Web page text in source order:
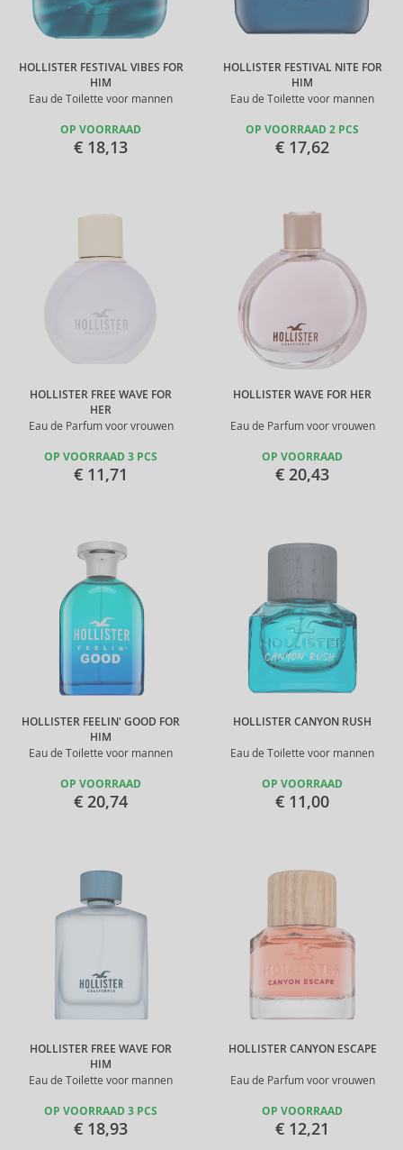
HOLLISTER FESTIVAL VIBES FOR
HIM
Eau de Toilette voor mannen
OP VOORRAAD
€ 18,13
HOLLISTER FESTIVAL NITE FOR
HIM
Eau de Toilette voor mannen
OP VOORRAAD 2 PCS
€ 17,62
HOLLISTER FREE WAVE FOR
HER
Eau de Parfum voor vrouwen
OP VOORRAAD 3 PCS
€ 11,71
HOLLISTER WAVE FOR HER
Eau de Parfum voor vrouwen
OP VOORRAAD
€ 20,43
HOLLISTER FEELIN' GOOD FOR
HIM
Eau de Toilette voor mannen
OP VOORRAAD
€ 20,74
HOLLISTER CANYON RUSH
Eau de Toilette voor mannen
OP VOORRAAD
€ 11,00
HOLLISTER FREE WAVE FOR
HIM
Eau de Toilette voor mannen
OP VOORRAAD 3 PCS
€ 18,93
HOLLISTER CANYON ESCAPE
Eau de Parfum voor vrouwen
OP VOORRAAD
€ 12,21